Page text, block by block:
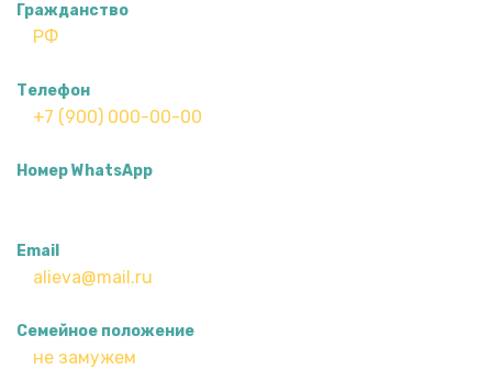
Гражданство
Телефон
Номер WhatsApp
Email
Семейное положение